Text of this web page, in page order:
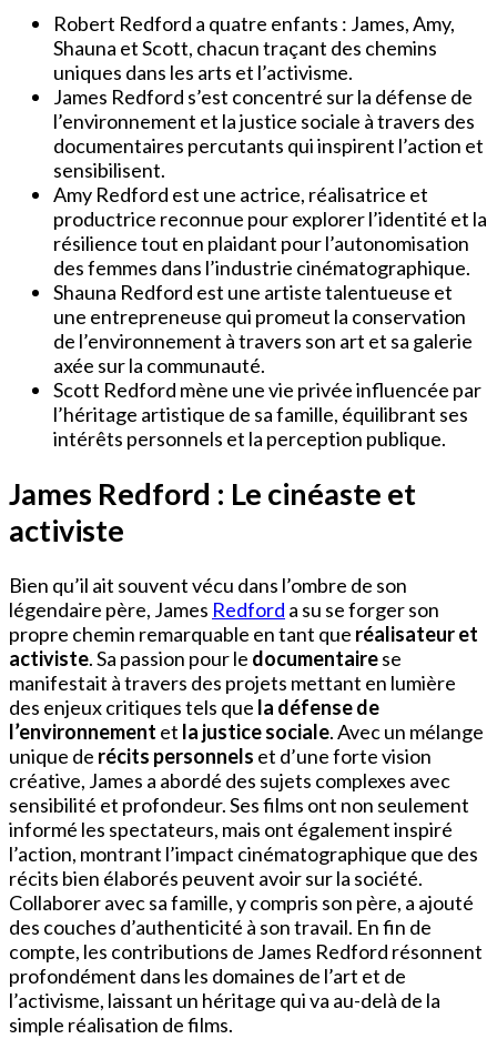
Robert Redford a quatre enfants : James, Amy,
Shauna et Scott, chacun traçant des chemins
uniques dans les arts et l’activisme.
James Redford s’est concentré sur la défense de
l’environnement et la justice sociale à travers des
documentaires percutants qui inspirent l’action et
sensibilisent.
Amy Redford est une actrice, réalisatrice et
productrice reconnue pour explorer l’identité et la
résilience tout en plaidant pour l’autonomisation
des femmes dans l’industrie cinématographique.
Shauna Redford est une artiste talentueuse et
une entrepreneuse qui promeut la conservation
de l’environnement à travers son art et sa galerie
axée sur la communauté.
Scott Redford mène une vie privée influencée par
l’héritage artistique de sa famille, équilibrant ses
intérêts personnels et la perception publique.
James Redford : Le cinéaste et
activiste
Bien qu’il ait souvent vécu dans l’ombre de son
légendaire père, James Redford a su se forger son
propre chemin remarquable en tant que réalisateur et
activiste. Sa passion pour le documentairese
manifestait à travers des projets mettant en lumière
des enjeux critiques tels que la défense de
l’environnement et la justice sociale. Avec un mélange
unique de récits personnels et d’une forte vision
créative, James a abordé des sujets complexes avec
sensibilité et profondeur. Ses films ont non seulement
informé les spectateurs, mais ont également inspiré
l’action, montrant l’impact cinématographique que des
récits bien élaborés peuvent avoir sur la société.
Collaborer avec sa famille, y compris son père, a ajouté
des couches d’authenticité à son travail. En fin de
compte, les contributions de James Redford résonnent
profondément dans les domaines de l’art et de
l’activisme, laissant un héritage qui va au-delà de la
simple réalisation de films.